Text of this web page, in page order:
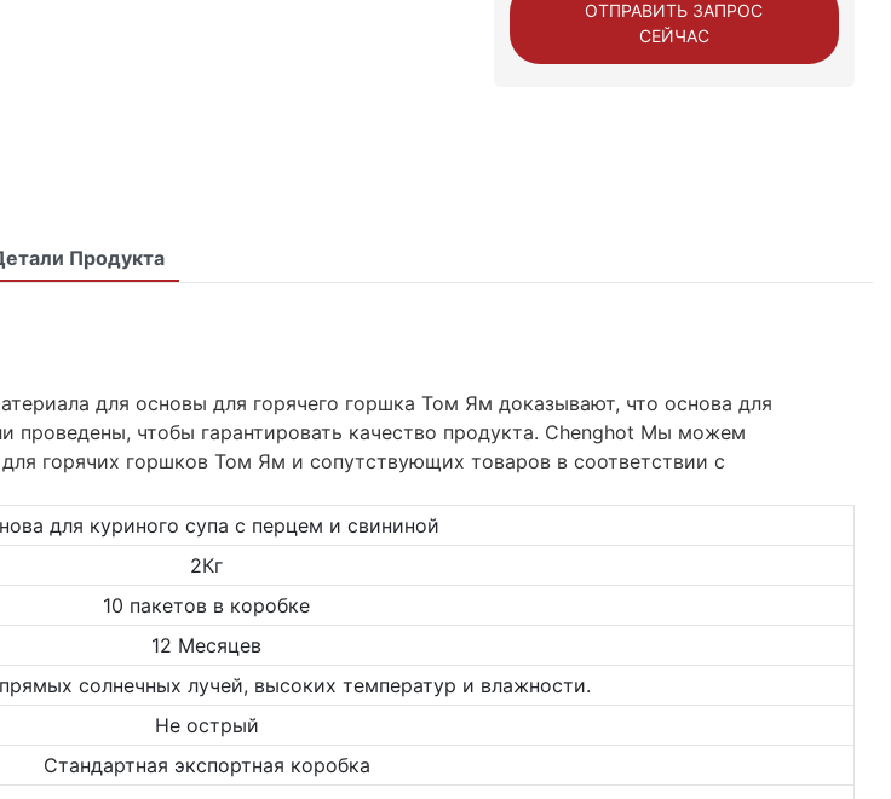
ОТПРАВИТЬ ЗАПРОС
СЕЙЧАС
Продукта
для основы для горячего горшка Том Ям доказывают, что основа для
проведены, чтобы гарантировать качество продукта. Chenghot Мы можем
горячих горшков Том Ям и сопутствующих товаров в соответствии с
для куриного супа с перцем и свининой
2Кг
10 пакетов в коробке
12 Месяцев
солнечных лучей, высоких температур и влажности.
Не острый
Стандартная экспортная коробка